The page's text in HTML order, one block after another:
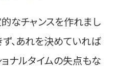
なチャンスを作れまし
、あれを決めていれば
ナルタイムの失点もな